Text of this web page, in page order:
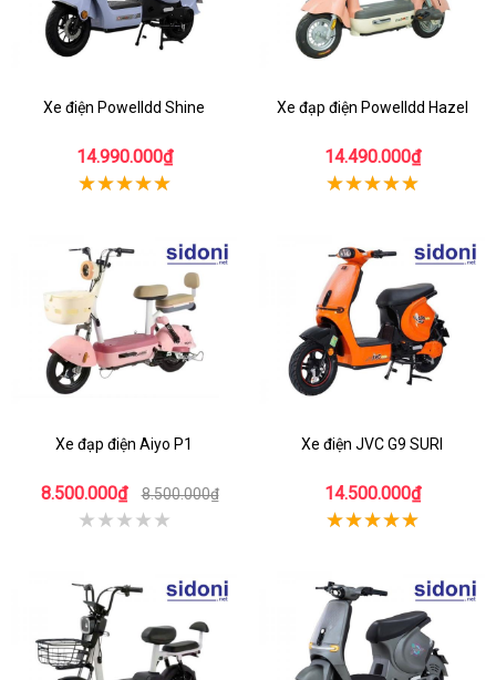
Xe điện Powelldd Shine
14.990.000₫
Xe đạp điện Powelldd Hazel
14.490.000₫
Xe đạp điện Aiyo P1
8.500.000₫ 8.500.000₫
Xe điện JVC G9 SURI
14.500.000₫